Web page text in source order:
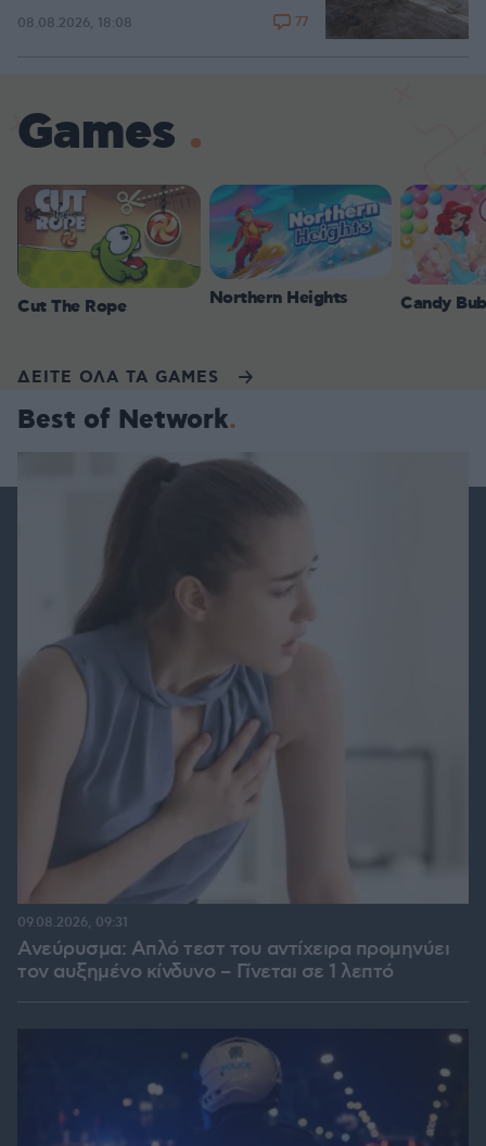
08.08.2026, 18:08 77
Games
Cut The Rope Northern Heights Candy
ΔΕΙΤΕ ΟΛΑ ΤΑ GAMES
Best of Network
Ανεύρυσμα: Απλό τεστ του αντίχειρα προμηνύει
τον αυξημένο κίνδυνο – Γίνεται σε 1 λεπτό
09.08.2026, 09:31